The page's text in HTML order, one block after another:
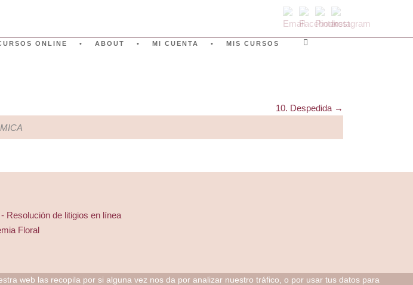
ONLINE ABOUT MI CUENTA MIS CURSOS
10. Despedida
Resolución de litigios en línea
Floral
web las recopila por si alguna vez nos da por analizar nuestro tráfico, o por usar tus datos para